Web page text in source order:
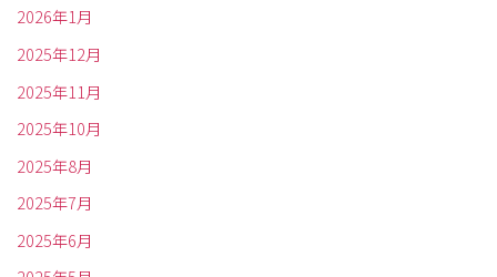
2026年1月
2025年12月
2025年11月
2025年10月
2025年8月
2025年7月
2025年6月